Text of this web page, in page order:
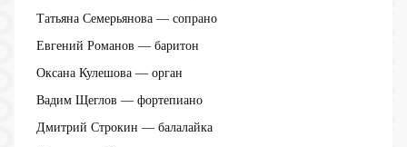
Татьяна Семерьянова — сопрано
Евгений Романов — баритон
Оксана Кулешова — орган
Вадим Щеглов — фортепиано
Дмитрий Строкин — балалайка